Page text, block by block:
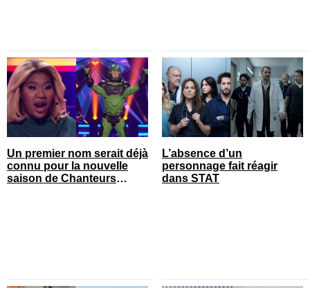
Un premier nom serait déjà
connu pour la nouvelle
saison de Chanteurs
L’absence d’un
personnage fait réagir
dans STAT